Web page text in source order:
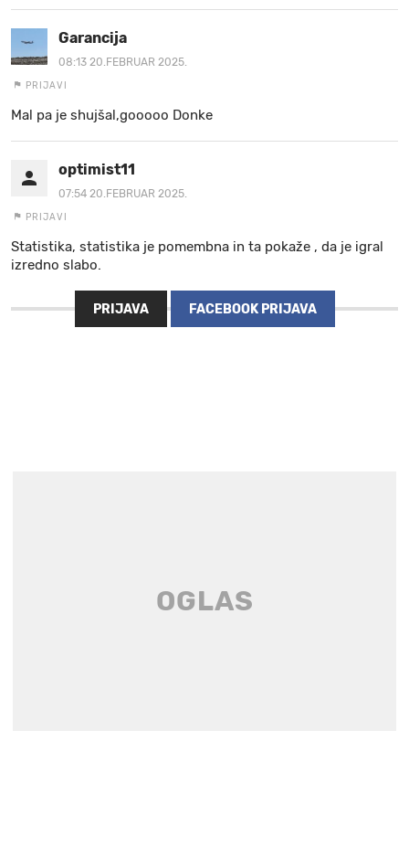
Garancija
08:13 20.FEBRUAR 2025.
PRIJAVI
Mal pa je shujšal,gooooo Donke
optimist11
07:54 20.FEBRUAR 2025.
PRIJAVI
Statistika, statistika je pomembna in ta pokaže , da je igral
izredno slabo.
PRIJAVA FACEBOOK PRIJAVA